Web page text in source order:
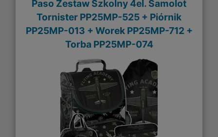
Paso Zestaw Szkolny 4el. Samolot
Tornister PP25MP-525 + Piórnik
PP25MP-013 + Worek PP25MP-712 +
Torba PP25MP-074